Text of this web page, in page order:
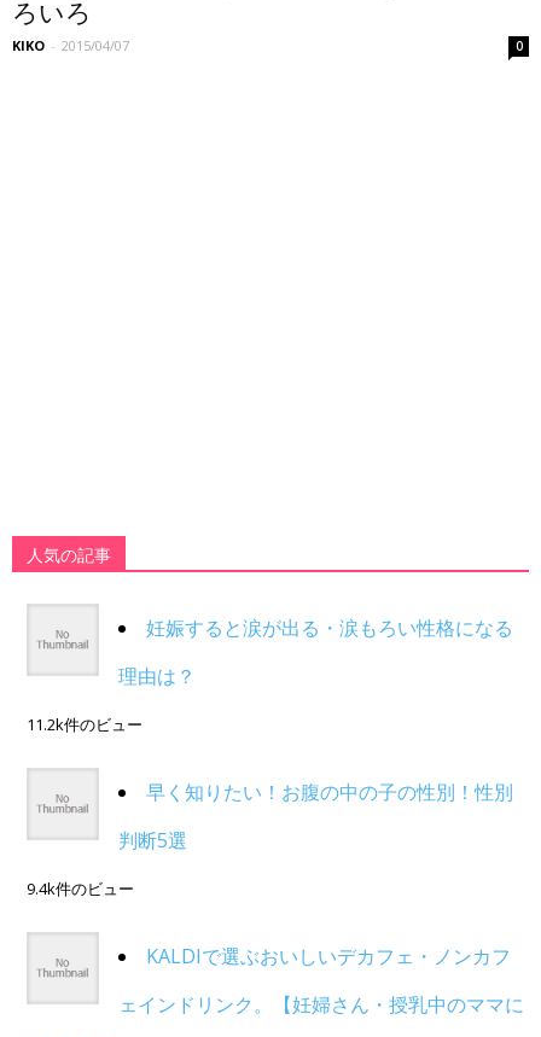
ろいろ
KIKO - 2015/04/07 0
人気の記事
妊娠すると涙が出る・涙もろい性格になる
理由は？
11.2k件のビュー
早く知りたい！お腹の中の子の性別！性別
判断5選
9.4k件のビュー
KALDIで選ぶおいしいデカフェ・ノンカフ
ェインドリンク。【妊婦さん・授乳中のママに